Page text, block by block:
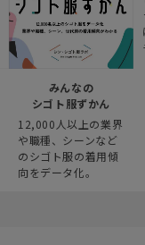
みんなの
シゴト服ずかん
12,000人以上の業界
や職種、シーンなど
のシゴト服の着用傾
向をデータ化。